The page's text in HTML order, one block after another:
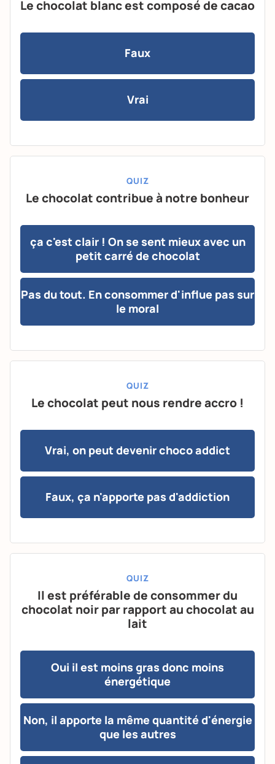
Le chocolat blanc est composé de cacao
Faux
Vrai
QUIZ
Le chocolat contribue à notre bonheur
ça c'est clair ! On se sent mieux avec un
petit carré de chocolat
Pas du tout. En consommer d'influe pas sur
le moral
QUIZ
Le chocolat peut nous rendre accro !
Vrai, on peut devenir choco addict
Faux, ça n'apporte pas d'addiction
QUIZ
Il est préférable de consommer du
chocolat noir par rapport au chocolat au
lait
Oui il est moins gras donc moins
énergétique
Non, il apporte la même quantité d'énergie
que les autres